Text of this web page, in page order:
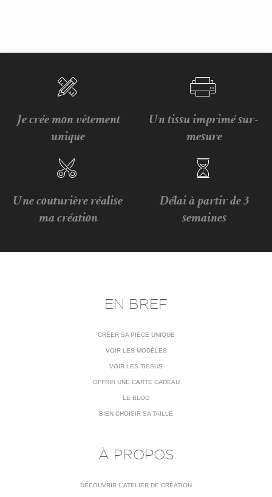
Je crée mon vêtement
unique
Un tissu imprimé sur-
mesure
Une couturière réalise
ma création
Délai à partir de 3
semaines
EN BREF
CRÉER SA PIÈCE UNIQUE
VOIR LES MODÈLES
VOIR LES TISSUS
OFFRIR UNE CARTE CADEAU
LE BLOG
BIEN CHOISIR SA TAILLE
À PROPOS
DÉCOUVRIR L'ATELIER DE CRÉATION